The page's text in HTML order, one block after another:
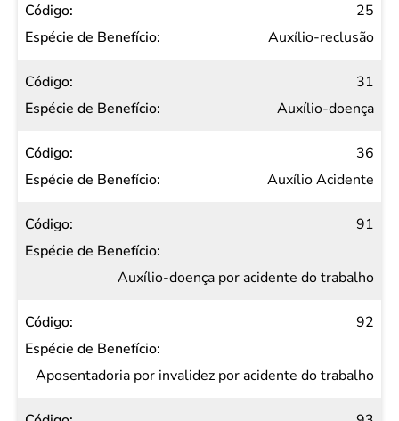
25
Auxílio-reclusão
31
Auxílio-doença
36
Auxílio Acidente
91
Auxílio-doença por acidente do trabalho
92
Aposentadoria por invalidez por acidente do trabalho